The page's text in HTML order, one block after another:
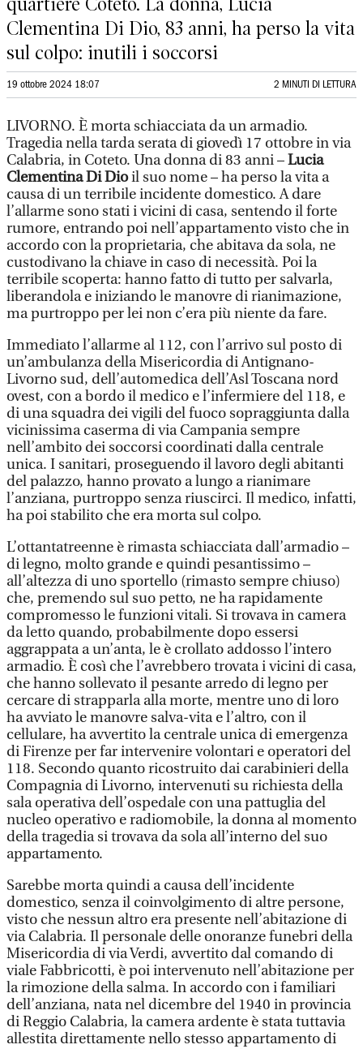
Clementina Di Dio, 83 anni, ha perso la vita
sul colpo: inutili i soccorsi
19 ottobre 2024 18:07 2 MINUTI DI LETTURA
LIVORNO. È morta schiacciata da un armadio.
Tragedia nella tarda serata di giovedì 17 ottobre in via
Calabria, in Coteto. Una donna di 83 anni –Lucia
Clementina Di Dioil suo nome – ha perso la vita a
causa di un terribile incidente domestico. A dare
l’allarme sono stati i vicini di casa, sentendo il forte
rumore, entrando poi nell’appartamento visto che in
accordo con la proprietaria, che abitava da sola, ne
custodivano la chiave in caso di necessità. Poi la
terribile scoperta: hanno fatto di tutto per salvarla,
liberandola e iniziando le manovre di rianimazione,
ma purtroppo per lei non c’era più niente da fare.
Immediato l’allarme al 112, con l’arrivo sul posto di
un’ambulanza della Misericordia di Antignano-
Livorno sud, dell’automedica dell’Asl Toscana nord
ovest, con a bordo il medico e l’infermiere del 118, e
di una squadra dei vigili del fuoco sopraggiunta dalla
vicinissima caserma di via Campania sempre
nell’ambito dei soccorsi coordinati dalla centrale
unica. I sanitari, proseguendo il lavoro degli abitanti
del palazzo, hanno provato a lungo a rianimare
l’anziana, purtroppo senza riuscirci. Il medico, infatti,
ha poi stabilito che era morta sul colpo.
L’ottantatreenne è rimasta schiacciata dall’armadio –
di legno, molto grande e quindi pesantissimo –
all’altezza di uno sportello (rimasto sempre chiuso)
che, premendo sul suo petto, ne ha rapidamente
compromesso le funzioni vitali. Si trovava in camera
da letto quando, probabilmente dopo essersi
aggrappata a un’anta, le è crollato addosso l’intero
armadio. È così che l’avrebbero trovata i vicini di casa,
che hanno sollevato il pesante arredo di legno per
cercare di strapparla alla morte, mentre uno di loro
ha avviato le manovre salva-vita e l’altro, con il
cellulare, ha avvertito la centrale unica di emergenza
di Firenze per far intervenire volontari e operatori del
118. Secondo quanto ricostruito dai carabinieri della
Compagnia di Livorno, intervenuti su richiesta della
sala operativa dell’ospedale con una pattuglia del
nucleo operativo e radiomobile, la donna al momento
della tragedia si trovava da sola all’interno del suo
appartamento.
Sarebbe morta quindi a causa dell’incidente
domestico, senza il coinvolgimento di altre persone,
visto che nessun altro era presente nell’abitazione di
via Calabria. Il personale delle onoranze funebri della
Misericordia di via Verdi, avvertito dal comando di
viale Fabbricotti, è poi intervenuto nell’abitazione per
la rimozione della salma. In accordo con i familiari
dell’anziana, nata nel dicembre del 1940 in provincia
di Reggio Calabria, la camera ardente è stata tuttavia
allestita direttamente nello stesso appartamento di